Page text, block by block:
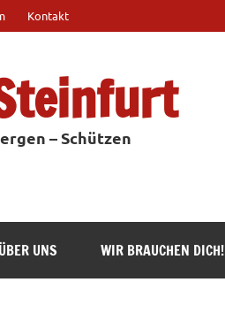
Kontakt
– Schützen
ÜBER UNS WIR BRAUCHEN DICH!